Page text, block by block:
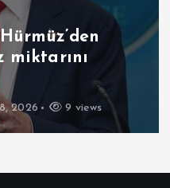
miktarını
2026 9 views